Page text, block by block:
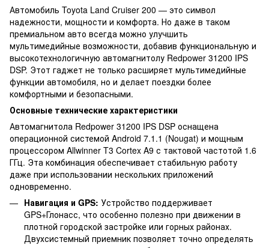
Автомобиль Toyota Land Cruiser 200 — это символ
надежности, мощности и комфорта. Но даже в таком
премиальном авто всегда можно улучшить
мультимедийные возможности, добавив функциональную и
высокотехнологичную автомагнитолу Redpower 31200 IPS
DSP. Этот гаджет не только расширяет мультимедийные
функции автомобиля, но и делает поездки более
комфортными и безопасными.
Основные технические характеристики
Автомагнитола Redpower 31200 IPS DSP оснащена
операционной системой Android 7.1.1 (Nougat) и мощным
процессором Allwinner T3 Cortex A9 с тактовой частотой 1.6
ГГц. Эта комбинация обеспечивает стабильную работу
даже при использовании нескольких приложений
одновременно.
Навигация и GPS: Устройство поддерживает
GPS+Глонасс, что особенно полезно при движении в
плотной городской застройке или горных районах.
Двухсистемный приемник позволяет точно определять